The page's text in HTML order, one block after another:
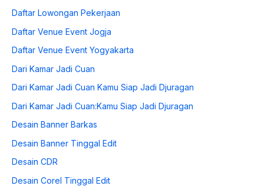
Daftar Lowongan Pekerjaan
Daftar Venue Event Jogja
Daftar Venue Event Yogyakarta
Dari Kamar Jadi Cuan
Dari Kamar Jadi Cuan Kamu Siap Jadi Djuragan
Dari Kamar Jadi Cuan:Kamu Siap Jadi Djuragan
Desain Banner Barkas
Desain Banner Tinggal Edit
Desain CDR
Desain Corel Tinggal Edit